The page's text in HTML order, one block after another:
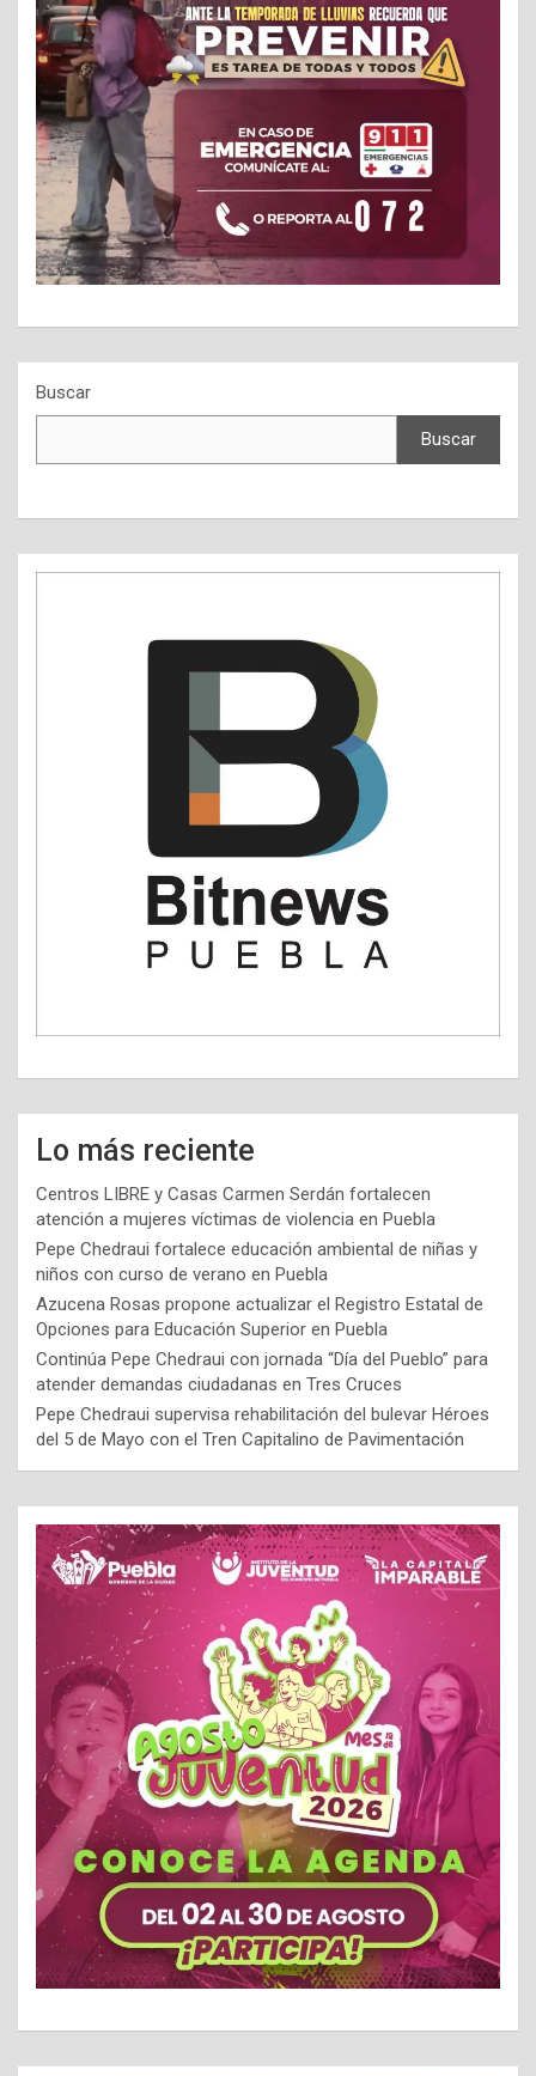
Buscar
Buscar
Lo más reciente
Centros LIBRE y Casas Carmen Serdán fortalecen
atención a mujeres víctimas de violencia en Puebla
Pepe Chedraui fortalece educación ambiental de niñas y
niños con curso de verano en Puebla
Azucena Rosas propone actualizar el Registro Estatal de
Opciones para Educación Superior en Puebla
Continúa Pepe Chedraui con jornada “Día del Pueblo” para
atender demandas ciudadanas en Tres Cruces
Pepe Chedraui supervisa rehabilitación del bulevar Héroes
del 5 de Mayo con el Tren Capitalino de Pavimentación